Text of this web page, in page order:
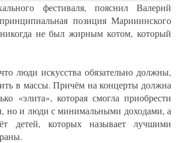
фестиваля, пояснил Валерий
позиция Марииинского
не был жирным котом, который
люди искусства обязательно должны,
в массы. Причём на концерты должна
«элита», которая смогла приобрести
но и люди с минимальными доходами, а
детей, которых называет лучшими